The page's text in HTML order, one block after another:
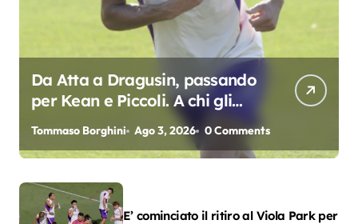
Da Atta a Dragusin, passando
per Kean e Piccoli. A chi gli
oscar del precampionato?
Tommaso Borghini Ago 3, 2026 0 Comments
E’ cominciato il ritiro al Viola Park per